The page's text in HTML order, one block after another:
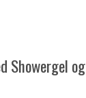
Showergel og